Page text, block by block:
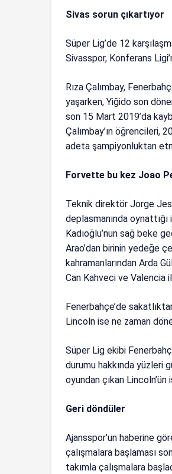
Sivas sorun çıkartıyor
Süper Lig’de 12
Sivasspor, Konferans
Rıza Çalımbay,
yaşarken, Yiğido son
son 15 Mart 2019’da
Çalımbay’ın öğrencileri,
adeta şampiyonluktan
Forvette bu kez Joao
Teknik direktör Jorge
deplasmanında
Kadıoğlu’nun sağ beke
Arao’dan birinin yedeğe
kahramanlarından Arda
Can Kahveci ve Valencia
Fenerbahçe’de
Lincoln ise ne zaman
Süper Lig ekibi
durumu hakkında yüzleri
oyundan çıkan
Geri döndüler
Ajansspor’un haberine
çalışmalara başlaması
takımla çalışmalara